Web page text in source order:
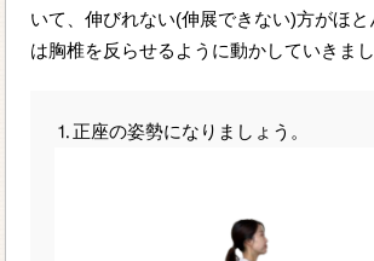
いて、伸びれない(伸展できない)方がほ
は胸椎を反らせるように動かしていきまし
⒈正座の姿勢になりましょう。